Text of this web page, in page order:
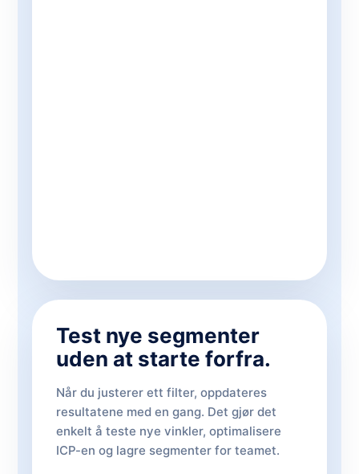
Test nye segmenter
uden at starte forfra.
Når du justerer ett filter, oppdateres
resultatene med en gang. Det gjør det
enkelt å teste nye vinkler, optimalisere
ICP-en og lagre segmenter for teamet.